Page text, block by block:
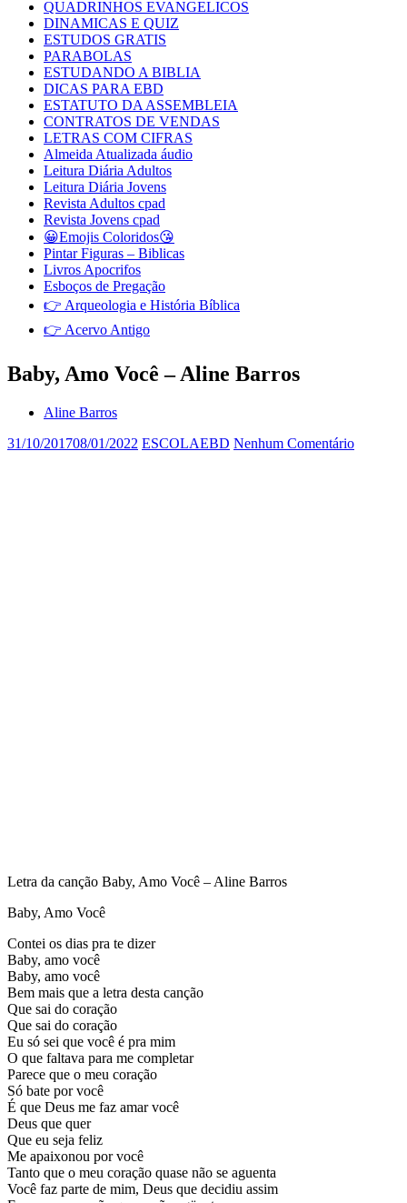
QUADRINHOS EVANGELICOS
DINAMICAS E QUIZ
ESTUDOS GRATIS
PARABOLAS
ESTUDANDO A BIBLIA
DICAS PARA EBD
ESTATUTO DA ASSEMBLEIA
CONTRATOS DE VENDAS
LETRAS COM CIFRAS
Almeida Atualizada áudio
Leitura Diária Adultos
Leitura Diária Jovens
Revista Adultos cpad
Revista Jovens cpad
😀Emojis Coloridos😘
Pintar Figuras – Biblicas
Livros Apocrifos
Esboços de Pregação
👉 Arqueologia e História Bíblica
👉 Acervo Antigo
Baby, Amo Você – Aline Barros
Aline Barros
31/10/201708/01/2022 ESCOLAEBD Nenhum Comentário
Letra da canção Baby, Amo Você – Aline Barros
Baby, Amo Você
Contei os dias pra te dizer
Baby, amo você
Baby, amo você
Bem mais que a letra desta canção
Que sai do coração
Que sai do coração
Eu só sei que você é pra mim
O que faltava para me completar
Parece que o meu coração
Só bate por você
É que Deus me faz amar você
Deus que quer
Que eu seja feliz
Me apaixonou por você
Tanto que o meu coração quase não se aguenta
Você faz parte de mim, Deus que decidiu assim